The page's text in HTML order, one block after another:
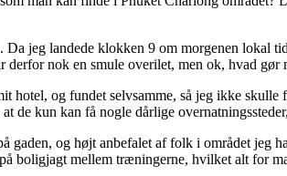
jeg landede klokken 9 om morgenen lokal
nok en smule overilet, men ok, hvad
og fundet selvsamme, så jeg ikke
de kun kan få nogle dårlige
og højt anbefalet af folk i området jeg
boligjagt mellem træningerne, hvilket alt for